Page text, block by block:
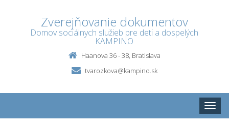
Zverejňovanie dokumentov
Domov sociálnych služieb pre deti a dospelých
KAMPINO
Haanova 36 - 38, Bratislava
tvarozkova@kampino.sk
Toggle